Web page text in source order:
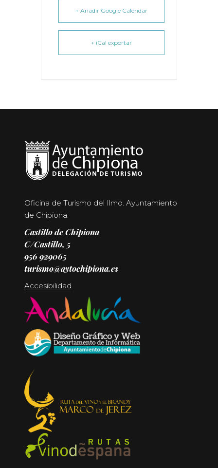
+ Añadir Google Calendar
+ iCal exportar
Oficina de Turismo del Ilmo. Ayuntamiento
de Chipiona.
Castillo de Chipiona
C/Castillo, 5
956 929065
turismo@aytochipiona.es
Accesibilidad